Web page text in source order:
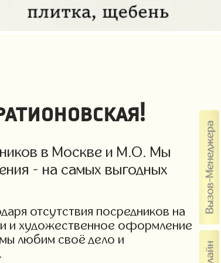
в Москве и М.О. Мы
- на самых выгодных
отсутствия посредников на
и художественное оформление
любим своё дело и